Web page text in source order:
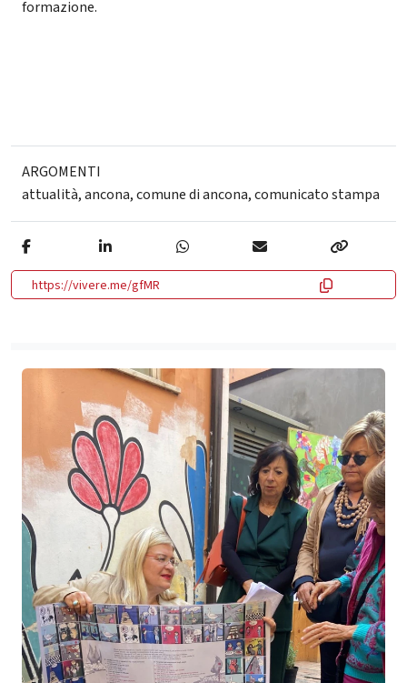
formazione.
ARGOMENTI
attualità,ancona,comune di ancona,comunicato stampa
https://vivere.me/gfMR